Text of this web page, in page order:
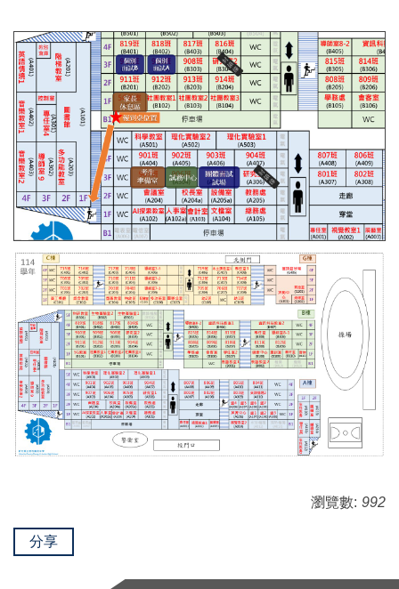
瀏覽數: 992
分享